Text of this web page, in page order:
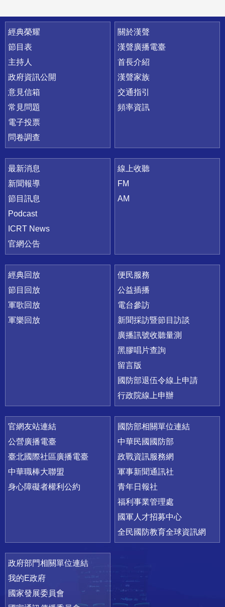
快速連結
經典榮耀
節目表
主持人
政府資訊公開
意見信箱
常見問題
電子投票
問卷調查
關於漢聲
漢聲廣播電臺
首長介紹
漢聲家族
交通指引
頻率資訊
最新消息
新聞報導
節目訊息
Podcast
ICRT News
官網公告
線上收聽
FM
AM
經典回放
節目回放
軍歌回放
軍樂回放
便民服務
公益插播
電台參訪
新聞採訪暨節目訪談
廣播訊號收聽量測
黑膠唱片查詢
留言版
國防部退伍令線上申請
行政院線上申辦
官網友站連結
公營廣播電臺
臺北國際社區廣播電臺
中華職棒大聯盟
身心障礙者權利公約
國防部相關單位連結
中華民國國防部
政戰資訊服務網
軍事新聞通訊社
青年日報社
福利事業管理處
國軍人才招募中心
全民國防教育全球資訊網
政府部門相關單位連結
我的E政府
國家發展委員會